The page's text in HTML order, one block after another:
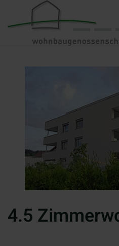
Zum Hauptinhalt springen
4.5